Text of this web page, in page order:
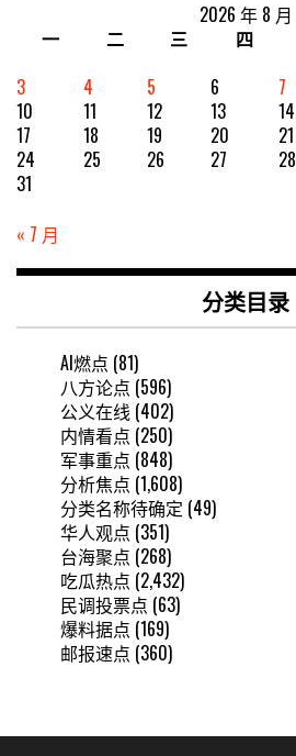
2026 年 8 月
一
二 三 四
3
4 5 6 7
10
11 12 13 14
17
18 19 20 21
24
25 26 27 28
31
« 7 月
分类目录
AI燃点 (81)
八方论点 (596)
公义在线 (402)
内情看点 (250)
军事重点 (848)
分析焦点 (1,608)
分类名称待确定 (49)
华人观点 (351)
台海聚点 (268)
吃瓜热点 (2,432)
民调投票点 (63)
爆料据点 (169)
邮报速点 (360)